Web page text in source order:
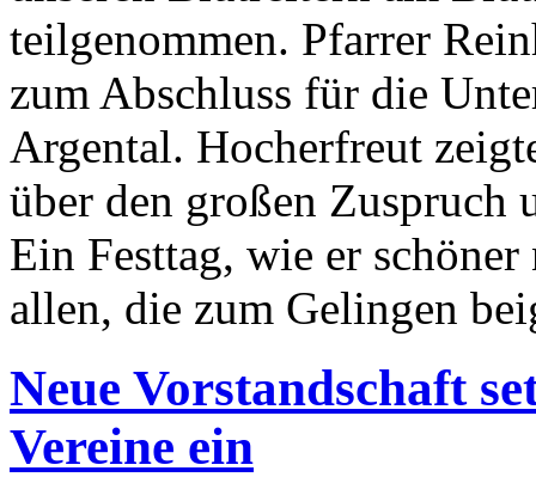
teilgenommen. Pfarrer
zum Abschluss für die
Argental. Hocherfreut
über den großen Zuspruch
Ein Festtag, wie er
allen, die zum Gelingen
Neue Vorstandschaft
Vereine ein